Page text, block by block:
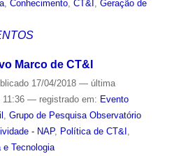
, Conhecimento, CT&I Geração de
Marco de CT&I
17/04/2018 — última
— registrado em: Evento
, Grupo de Pesquisa Observatório
- NAP, Política de CT&I ,
e Tecnologia